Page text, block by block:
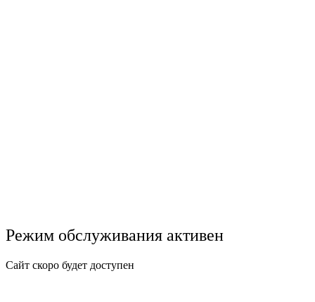
Режим обслуживания активен
Сайт скоро будет доступен